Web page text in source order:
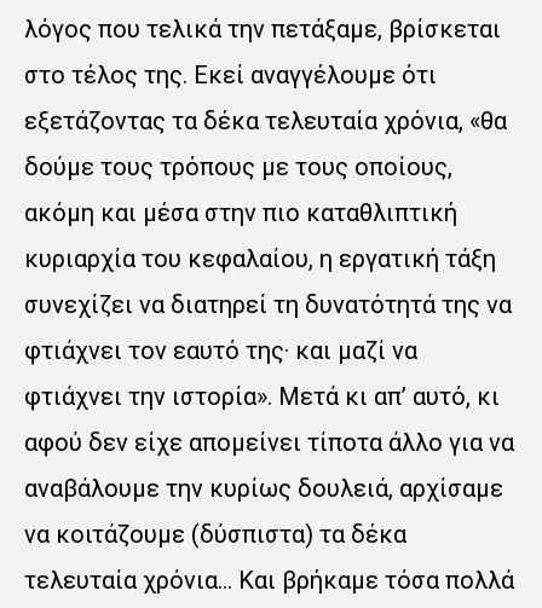
λόγος που τελικά την πετάξαμε, βρίσκεται
στο τέλος της. Εκεί αναγγέλουμε ότι
εξετάζοντας τα δέκα τελευταία χρόνια, «θα
δούμε τους τρόπους με τους οποίους,
ακόμη και μέσα στην πιο καταθλιπτική
κυριαρχία του κεφαλαίου, η εργατική τάξη
συνεχίζει να διατηρεί τη δυνατότητά της να
φτιάχνει τον εαυτό της· και μαζί να
φτιάχνει την ιστορία». Μετά κι απ’ αυτό, κι
αφού δεν είχε απομείνει τίποτα άλλο για να
αναβάλουμε την κυρίως δουλειά, αρχίσαμε
να κοιτάζουμε (δύσπιστα) τα δέκα
τελευταία χρόνια… Και βρήκαμε τόσα πολλά